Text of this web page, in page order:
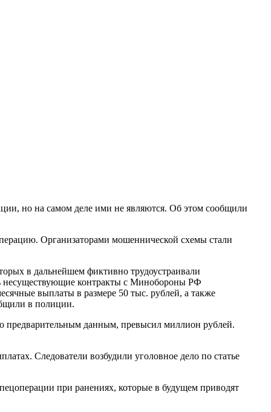
но на самом деле ими не являются. Об этом сообщили
Организаторами мошеннической схемы стали
в дальнейшем фиктивно трудоустраивали
несуществующие контракты с Минобороны РФ
выплаты в размере 50 тыс. рублей, а также
в полиции.
предварительным данным, превысил миллион рублей.
Следователи возбудили уголовное дело по статье
при ранениях, которые в будущем приводят